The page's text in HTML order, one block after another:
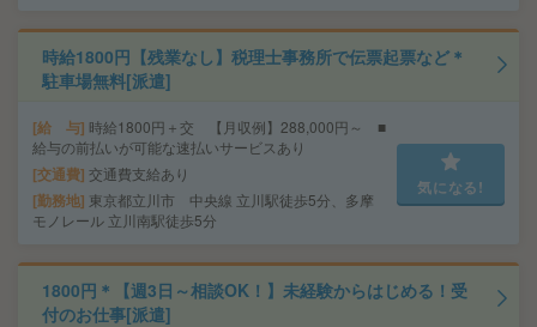
時給1800円【残業なし】税理士事務所で伝票起票など＊
駐車場無料[派遣]
給 与 時給1800円＋交 【月収例】288,000円～ ■
給与の前払いが可能な速払いサービスあり
交通費 交通費支給あり
勤務地 東京都立川市 中央線 立川駅徒歩5分、多摩
モノレール 立川南駅徒歩5分
気になる!
1800円＊【週3日～相談OK！】未経験からはじめる！受
付のお仕事[派遣]